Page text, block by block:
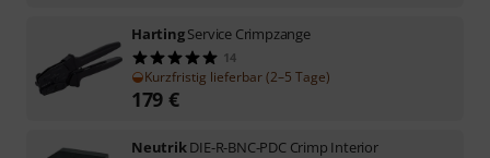
HartingService Crimpzange
14
Kurzfristig lieferbar (2–5 Tage)
179 €
NeutrikDIE-R-BNC-PDC Crimp Interior